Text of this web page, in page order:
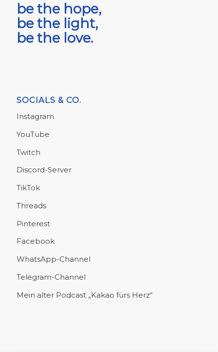
be the hope,
be the light,
be the love.
SOCIALS & CO.
Instagram
YouTube
Twitch
Discord-Server
TikTok
Threads
Pinterest
Facebook
WhatsApp-Channel
Telegram-Channel
Mein alter Podcast „Kakao fürs Herz“